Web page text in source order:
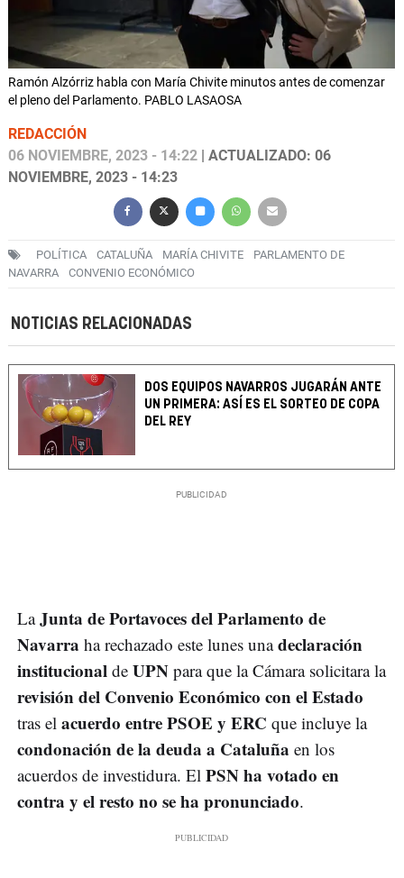
Ramón Alzórriz habla con María Chivite minutos antes de comenzar
el pleno del Parlamento. PABLO LASAOSA
REDACCIÓN
06 NOVIEMBRE, 2023 - 14:22 | ACTUALIZADO: 06
NOVIEMBRE, 2023 - 14:23
POLÍTICA CATALUÑA MARÍA CHIVITE
PARLAMENTO DE
NAVARRA
CONVENIO ECONÓMICO
NOTICIAS RELACIONADAS
DOS EQUIPOS NAVARROS JUGARÁN ANTE
UN PRIMERA: ASÍ ES EL SORTEO DE COPA
DEL REY
LaJunta de Portavoces del Parlamento de
Navarra ha rechazado este lunes unadeclaración
institucional de UPN para que la Cámara solicitara la
revisión del Convenio Económico con el Estado
tras el acuerdo entre PSOE y ERC que incluye la
condonación de la deuda a Cataluña en los
acuerdos de investidura. El PSN ha votado en
contra y el resto no se ha pronunciado.